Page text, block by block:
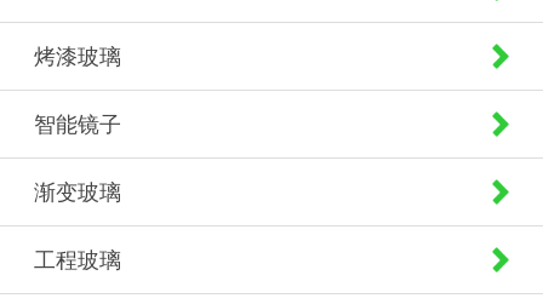
烤漆玻璃
智能镜子
渐变玻璃
工程玻璃